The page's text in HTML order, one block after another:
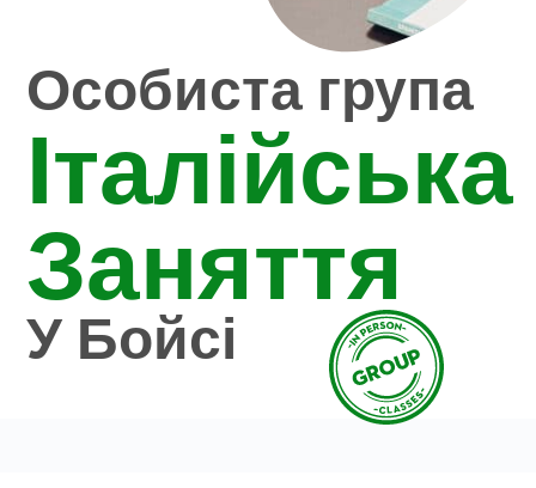
Особиста група
Італійська
Заняття
У Бойсі